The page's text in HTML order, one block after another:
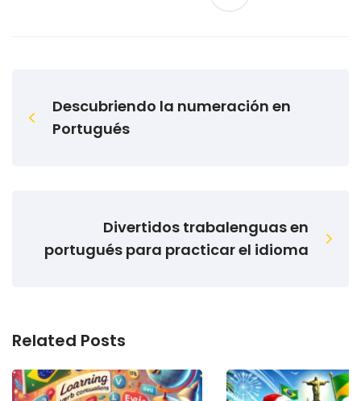
Descubriendo la numeración en
Portugués
Divertidos trabalenguas en
portugués para practicar el idioma
Related Posts